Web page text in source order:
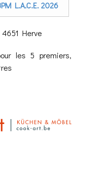
L.A.C.E. 2026
4651 Herve
les 5 premiers,